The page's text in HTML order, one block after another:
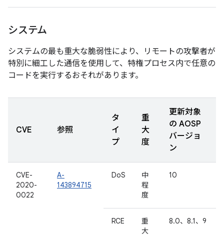
システム
システムの最も重大な脆弱性により、リモートの攻撃者が
特別に細工した通信を使用して、特権プロセス内で任意の
コードを実行するおそれがあります。
CVE 参照
タ
イ
プ
重
大
度
更新対象
の AOSP
バージョ
ン
CVE-
2020-
0022
A-
143894715
DoS
中
程
度
10
RCE
重
大
8.0、8.1、9